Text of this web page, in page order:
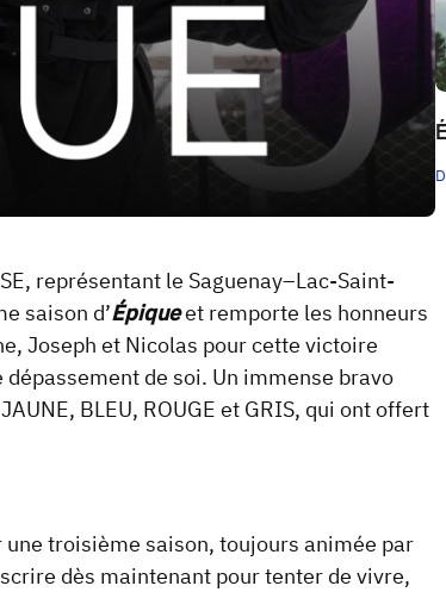
représentant le Saguenay–Lac-Saint-
saison d’Épiqueet remporte les honneurs
Joseph et Nicolas pour cette victoire
de soi. Un immense bravo
BLEU, ROUGE et GRIS, qui ont offert
troisième saison, toujours animée par
dès maintenant pour tenter de vivre,